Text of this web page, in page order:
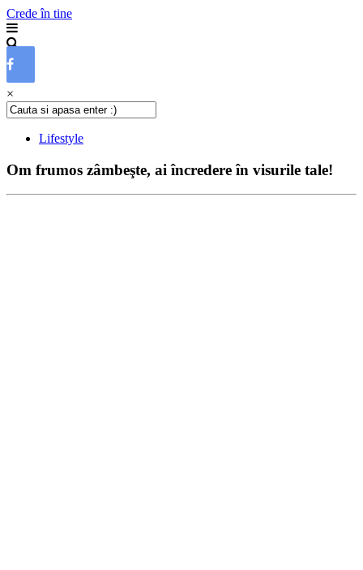
Crede în tine
×
Lifestyle
Om frumos zâmbeşte, ai încredere în visurile tale!